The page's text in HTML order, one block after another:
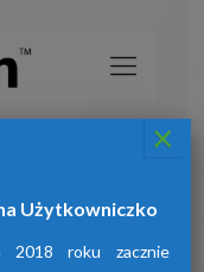
HANKISON
Użytkowniczko
2018 roku zacznie
×